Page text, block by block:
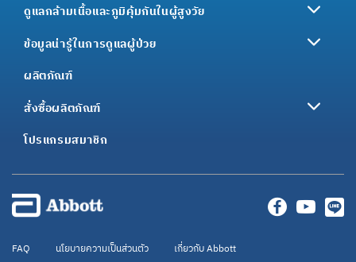
ดูแลกล้ามเนื้อและภูมิคุ้มกันในผู้สูงวัย
ข้อมูลน่ารู้ในการดูแลผู้ป่วย
ผลิตภัณฑ์
สั่งซื้อผลิตภัณฑ์
โปรแกรมสมาชิก
FAQ นโยบายความเป็นส่วนตัว
เกี่ยวกับ Abbott